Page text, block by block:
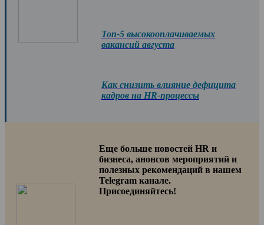
Топ-5 высокооплачиваемых
вакансий августа
Как снизить влияние дефицита
кадров на HR-процессы
Еще больше новостей HR и
бизнеса, анонсов мероприятий и
полезных рекомендаций в нашем
Telegram канале.
Присоединяйтесь!